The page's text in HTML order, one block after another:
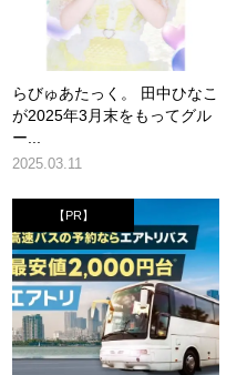
らびゅあたっく。 田中ひなこ
が2025年3月末をもってグル
ー...
2025.03.11
【PR】